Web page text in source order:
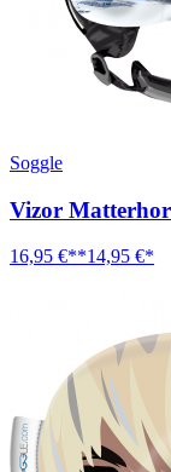
Soggle
Vizor
16,95 €**14,95 €*